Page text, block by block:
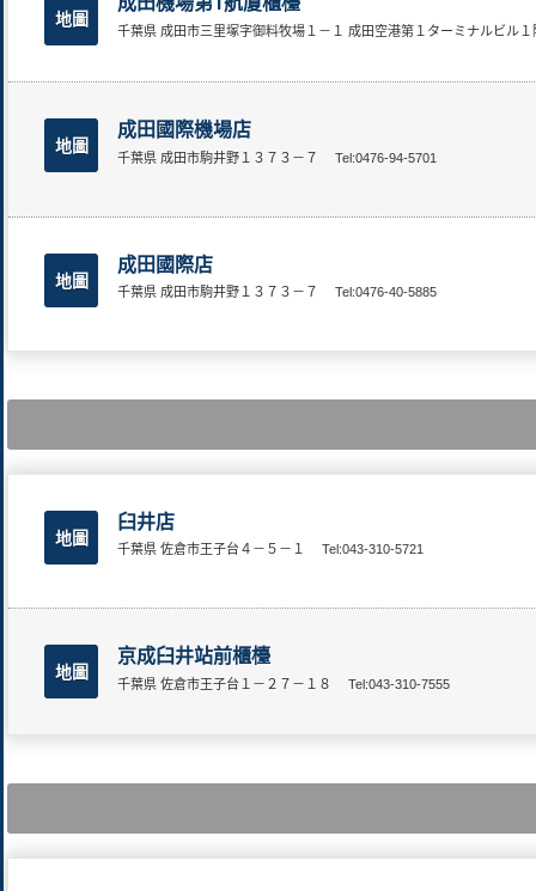
地圖
千葉県 成田市三里塚字御料牧場１－１ 成田空港第１ターミナルビル
地圖
成田國際機場店
千葉県 成田市駒井野１３７３－７ Tel:0476-94-5701
地圖
成田國際店
千葉県 成田市駒井野１３７３－７ Tel:0476-40-5885
地圖
臼井店
千葉県 佐倉市王子台４－５－１ Tel:043-310-5721
地圖
京成臼井站前櫃檯
千葉県 佐倉市王子台１－２７－１８ Tel:043-310-7555